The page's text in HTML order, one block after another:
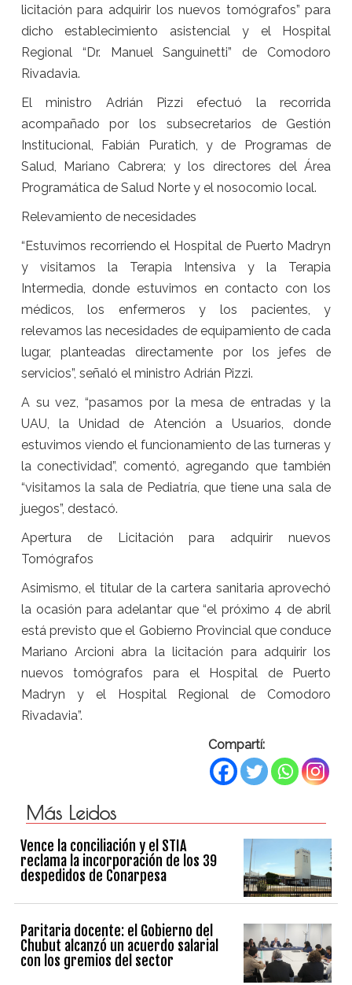
licitación para adquirir los nuevos tomógrafos” para
dicho establecimiento asistencial y el Hospital
Regional “Dr. Manuel Sanguinetti” de Comodoro
Rivadavia.
El ministro Adrián Pizzi efectuó la recorrida
acompañado por los subsecretarios de Gestión
Institucional, Fabián Puratich, y de Programas de
Salud, Mariano Cabrera; y los directores del Área
Programática de Salud Norte y el nosocomio local.
Relevamiento de necesidades
“Estuvimos recorriendo el Hospital de Puerto Madryn
y visitamos la Terapia Intensiva y la Terapia
Intermedia, donde estuvimos en contacto con los
médicos, los enfermeros y los pacientes, y
relevamos las necesidades de equipamiento de cada
lugar, planteadas directamente por los jefes de
servicios”, señaló el ministro Adrián Pizzi.
A su vez, “pasamos por la mesa de entradas y la
UAU, la Unidad de Atención a Usuarios, donde
estuvimos viendo el funcionamiento de las turneras y
la conectividad”, comentó, agregando que también
“visitamos la sala de Pediatría, que tiene una sala de
juegos”, destacó.
Apertura de Licitación para adquirir nuevos
Tomógrafos
Asimismo, el titular de la cartera sanitaria aprovechó
la ocasión para adelantar que “el próximo 4 de abril
está previsto que el Gobierno Provincial que conduce
Mariano Arcioni abra la licitación para adquirir los
nuevos tomógrafos para el Hospital de Puerto
Madryn y el Hospital Regional de Comodoro
Rivadavia”.
Compartí:
Más Leidos
Vence la conciliación y el STIA
reclama la incorporación de los 39
despedidos de Conarpesa
Paritaria docente: el Gobierno del
Chubut alcanzó un acuerdo salarial
con los gremios del sector